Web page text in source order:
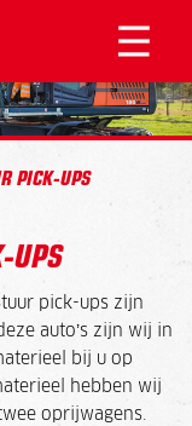
PICK-UPS
UPS
pick-ups zijn
auto’s zijn wij in
bij u op
hebben wij
oprijwagens.